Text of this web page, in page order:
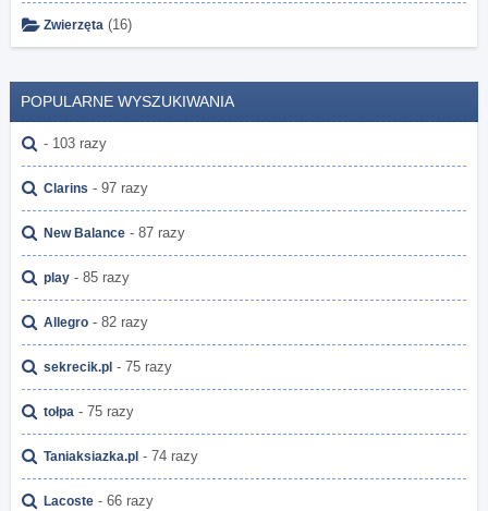
Zwierzęta (16)
POPULARNE WYSZUKIWANIA
- 103 razy
Clarins - 97 razy
New Balance - 87 razy
play - 85 razy
Allegro - 82 razy
sekrecik.pl - 75 razy
tołpa - 75 razy
Taniaksiazka.pl - 74 razy
Lacoste - 66 razy